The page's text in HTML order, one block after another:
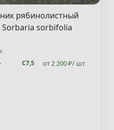
рябинолистный
sorbifolia
С7,5 от 2 200 ₽/ шт